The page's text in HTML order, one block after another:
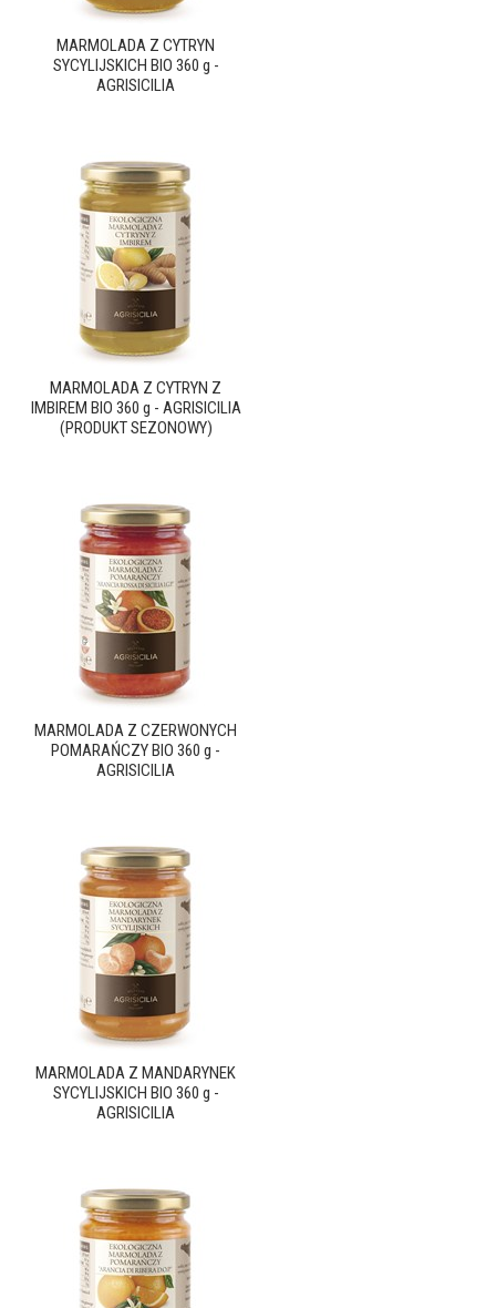
MARMOLADA Z CYTRYN
SYCYLIJSKICH BIO 360 g -
AGRISICILIA
MARMOLADA Z CYTRYN Z
IMBIREM BIO 360 g - AGRISICILIA
(PRODUKT SEZONOWY)
MARMOLADA Z CZERWONYCH
POMARAŃCZY BIO 360 g -
AGRISICILIA
MARMOLADA Z MANDARYNEK
SYCYLIJSKICH BIO 360 g -
AGRISICILIA